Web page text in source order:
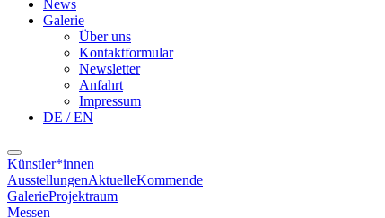
News
Galerie
Über uns
Kontaktformular
Newsletter
Anfahrt
Impressum
DE / EN
Künstler*innen
AusstellungenAktuelleKommende
GalerieProjektraum
Messen